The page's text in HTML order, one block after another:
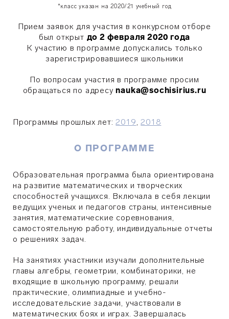
*класс указан на 2020/21 учебный год
Прием заявок для участия в конкурсном отборе
был открыт до 2 февраля 2020 года
К участию в программе допускались только
зарегистрировавшиеся школьники
По вопросам участия в программе просим
обращаться по адресуnauka@sochisirius.ru
Программы прошлых лет:2019,2018
О ПРОГРАММЕ
Образовательная программа была ориентирована
на развитие математических и творческих
способностей учащихся. Включала в себя лекции
ведущих ученых и педагогов страны, интенсивные
занятия, математические соревнования,
самостоятельную работу, индивидуальные отчеты
о решениях задач.
На занятиях участники изучали дополнительные
главы алгебры, геометрии, комбинаторики, не
входящие в школьную программу, решали
практические, олимпиадные и учебно-
исследовательские задачи, участвовали в
математических боях и играх. Завершалась